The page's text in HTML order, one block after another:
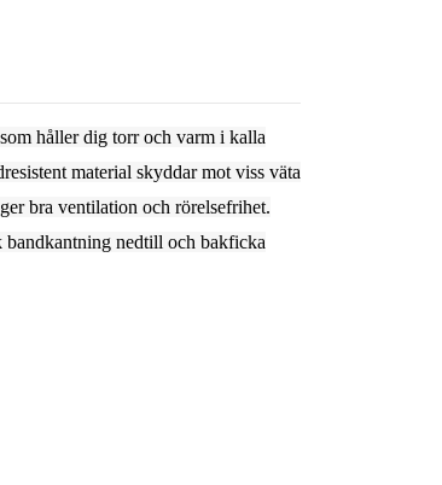
håller dig torr och varm i kalla
material skyddar mot viss väta
bra ventilation och rörelsefrihet.
bandkantning nedtill och bakficka